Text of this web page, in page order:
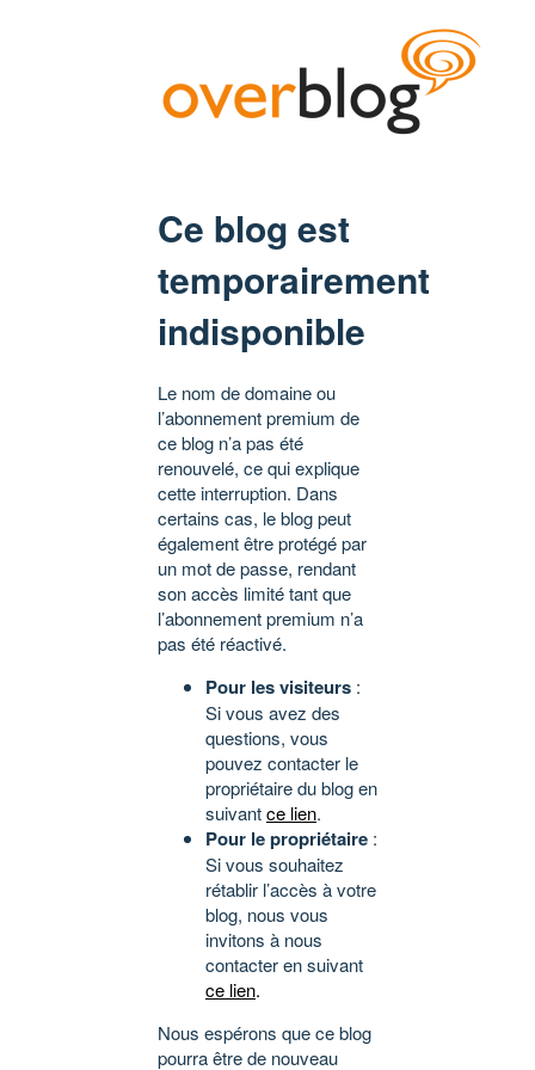
Ce blog est
temporairement
indisponible
Le nom de domaine ou
l’abonnement premium de
ce blog n’a pas été
renouvelé, ce qui explique
cette interruption. Dans
certains cas, le blog peut
également être protégé par
un mot de passe, rendant
son accès limité tant que
l’abonnement premium n’a
pas été réactivé.
Pour les visiteurs :
Si vous avez des
questions, vous
pouvez contacter le
propriétaire du blog en
suivantce lien.
Pour le propriétaire :
Si vous souhaitez
rétablir l’accès à votre
blog, nous vous
invitons à nous
contacter en suivant
ce lien.
Nous espérons que ce blog
pourra être de nouveau